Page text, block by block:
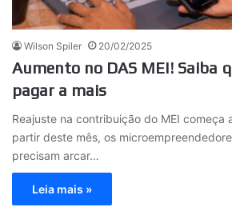
Wilson Spiler 20/02/2025
Aumento no DAS MEI! Saiba
pagar a mais
Reajuste na contribuição do MEI começa
partir deste mês, os
precisam arcar…
Leia mais »